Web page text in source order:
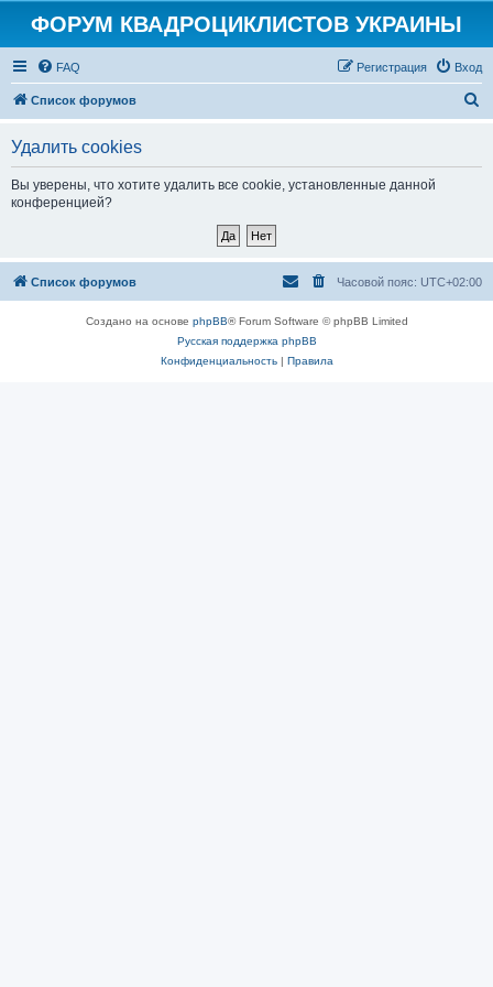
ФОРУМ КВАДРОЦИКЛИСТОВ УКРАИНЫ
FAQ Вход
Регистрация
Список форумов
Удалить cookies
Вы уверены, что хотите удалить все cookie, установленные данной
конференцией?
Список форумов Часовой пояс: UTC+02:00
Создано на основе phpBB® Forum Software © phpBB Limited
Русская поддержка phpBB
Конфиденциальность| Правила